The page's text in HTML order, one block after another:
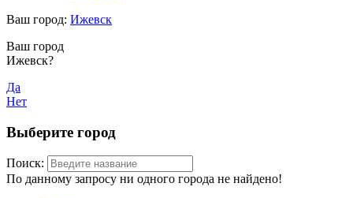
Ваш город: Ижевск
Ваш город
Ижевск?
Да
Нет
Выберите город
Поиск:
По данному запросу ни одного города не найдено!